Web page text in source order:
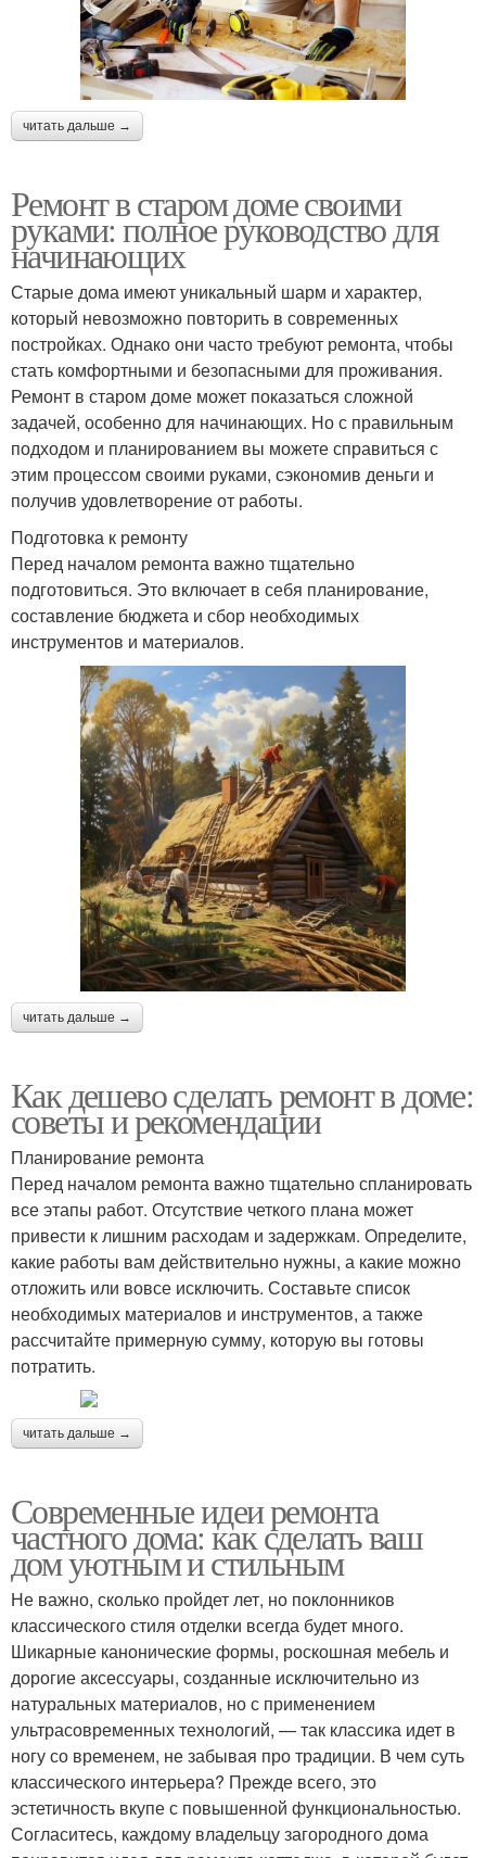
читать дальше →
Ремонт в старом доме своими
руками: полное руководство для
начинающих
Старые дома имеют уникальный шарм и характер,
который невозможно повторить в современных
постройках. Однако они часто требуют ремонта, чтобы
стать комфортными и безопасными для проживания.
Ремонт в старом доме может показаться сложной
задачей, особенно для начинающих. Но с правильным
подходом и планированием вы можете справиться с
этим процессом своими руками, сэкономив деньги и
получив удовлетворение от работы.
Подготовка к ремонту
Перед началом ремонта важно тщательно
подготовиться. Это включает в себя планирование,
составление бюджета и сбор необходимых
инструментов и материалов.
читать дальше →
Как дешево сделать ремонт в доме:
советы и рекомендации
Планирование ремонта
Перед началом ремонта важно тщательно спланировать
все этапы работ. Отсутствие четкого плана может
привести к лишним расходам и задержкам. Определите,
какие работы вам действительно нужны, а какие можно
отложить или вовсе исключить. Составьте список
необходимых материалов и инструментов, а также
рассчитайте примерную сумму, которую вы готовы
потратить.
читать дальше →
Современные идеи ремонта
частного дома: как сделать ваш
дом уютным и стильным
Не важно, сколько пройдет лет, но поклонников
классического стиля отделки всегда будет много.
Шикарные канонические формы, роскошная мебель и
дорогие аксессуары, созданные исключительно из
натуральных материалов, но с применением
ультрасовременных технологий, — так классика идет в
ногу со временем, не забывая про традиции. В чем суть
классического интерьера? Прежде всего, это
эстетичность вкупе с повышенной функциональностью.
Согласитесь, каждому владельцу загородного дома